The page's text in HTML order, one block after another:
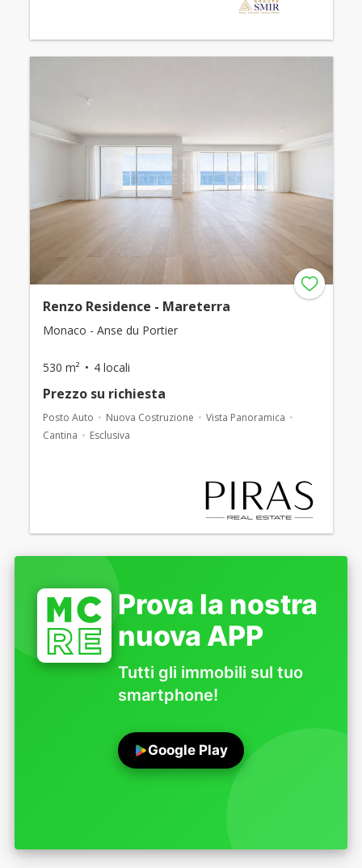
Renzo Residence - Mareterra
Monaco - Anse du Portier
530 m² 4 locali
Prezzo su richiesta
Posto Auto Nuova Costruzione
Vista Panoramica
Cantina
Esclusiva
Prova la nostra
nuova APP
Tutti gli immobili sul tuo
smartphone!
Google Play